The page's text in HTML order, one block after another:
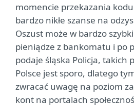
momencie przekazania
bardzo nikłe szanse na
Oszust może w bardzo
pieniądze z bankomatu i po
podaje śląska Policja, takich
Polsce jest sporo, dlatego
zwracać uwagę na poziom
kont na portalach